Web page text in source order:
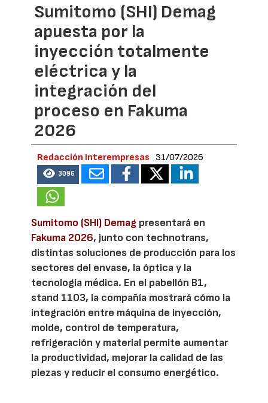
Sumitomo (SHI) Demag
apuesta por la
inyección totalmente
eléctrica y la
integración del
proceso en Fakuma
2026
Redacción Interempresas 31/07/2026
3096
Sumitomo (SHI) Demag presentará en
Fakuma 2026, junto con technotrans,
distintas soluciones de producción para los
sectores del envase, la óptica y la
tecnología médica. En el pabellón B1,
stand 1103, la compañía mostrará cómo la
integración entre máquina de inyección,
molde, control de temperatura,
refrigeración y material permite aumentar
la productividad, mejorar la calidad de las
piezas y reducir el consumo energético.